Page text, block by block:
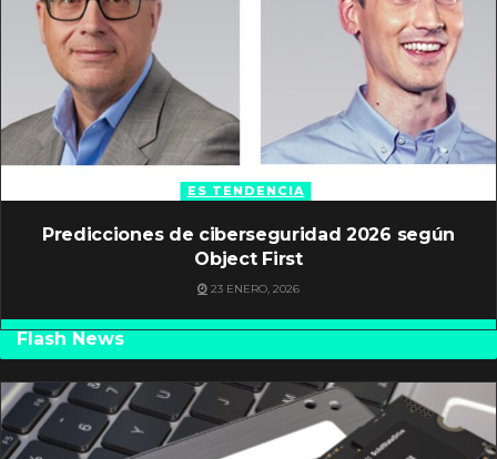
ES TENDENCIA
Predicciones de ciberseguridad 2026 según
Object First
23 ENERO, 2026
Flash News